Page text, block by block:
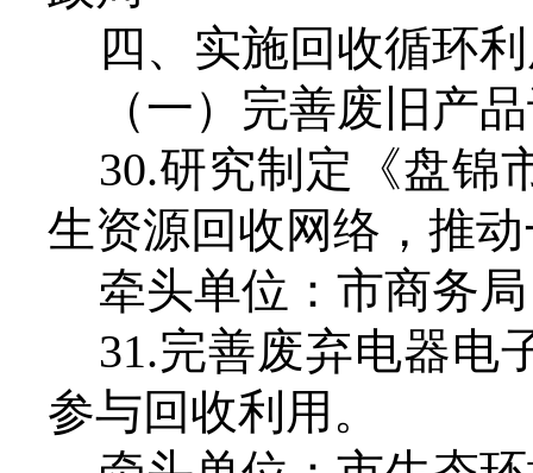
四、实施回收循环
（一）完善废旧产
30.研究制定《盘锦
生资源回收网络，推
牵头单位：市商务局
31.完善废弃电器电
参与回收利用。